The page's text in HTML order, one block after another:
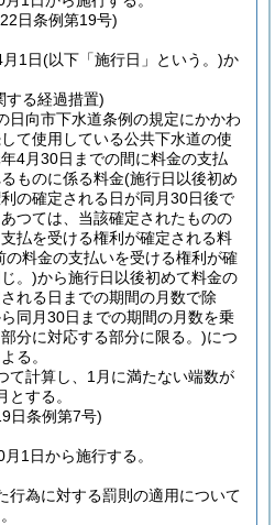
日条例第19号)
1日(以下「施行日」という。)か
する経過措置)
日向市下水道条例の規定にかかわ
て使用している公共下水道の使
4月30日までの間に料金の支払
ものに係る料金(施行日以後初め
の確定される日が同月30日後で
つては、当該確定されたものの
払を受ける権利が確定される料
の料金の支払いを受ける権利が確
。)から施行日以後初めて料金の
れる日までの期間の月数で除
同月30日までの期間の月数を乗
分に対応する部分に限る。)につ
る。
て計算し、1月に満たない端数が
する。
日条例第7号)
1日から施行する。
行為に対する罰則の適用について